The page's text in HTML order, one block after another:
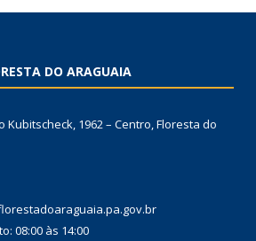
DO ARAGUAIA
Kubitscheck, 1962 – Centro, Floresta do
08:00 às 14:00